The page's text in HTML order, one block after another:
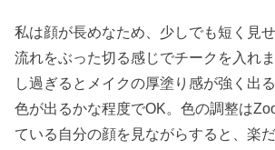
私は顔が長めなため、少しでも短く見
流れをぶった切る感じでチークを入れ
し過ぎるとメイクの厚塗り感が強く出
色が出るかな程度でOK。色の調整は
ている自分の顔を見ながらすると、楽